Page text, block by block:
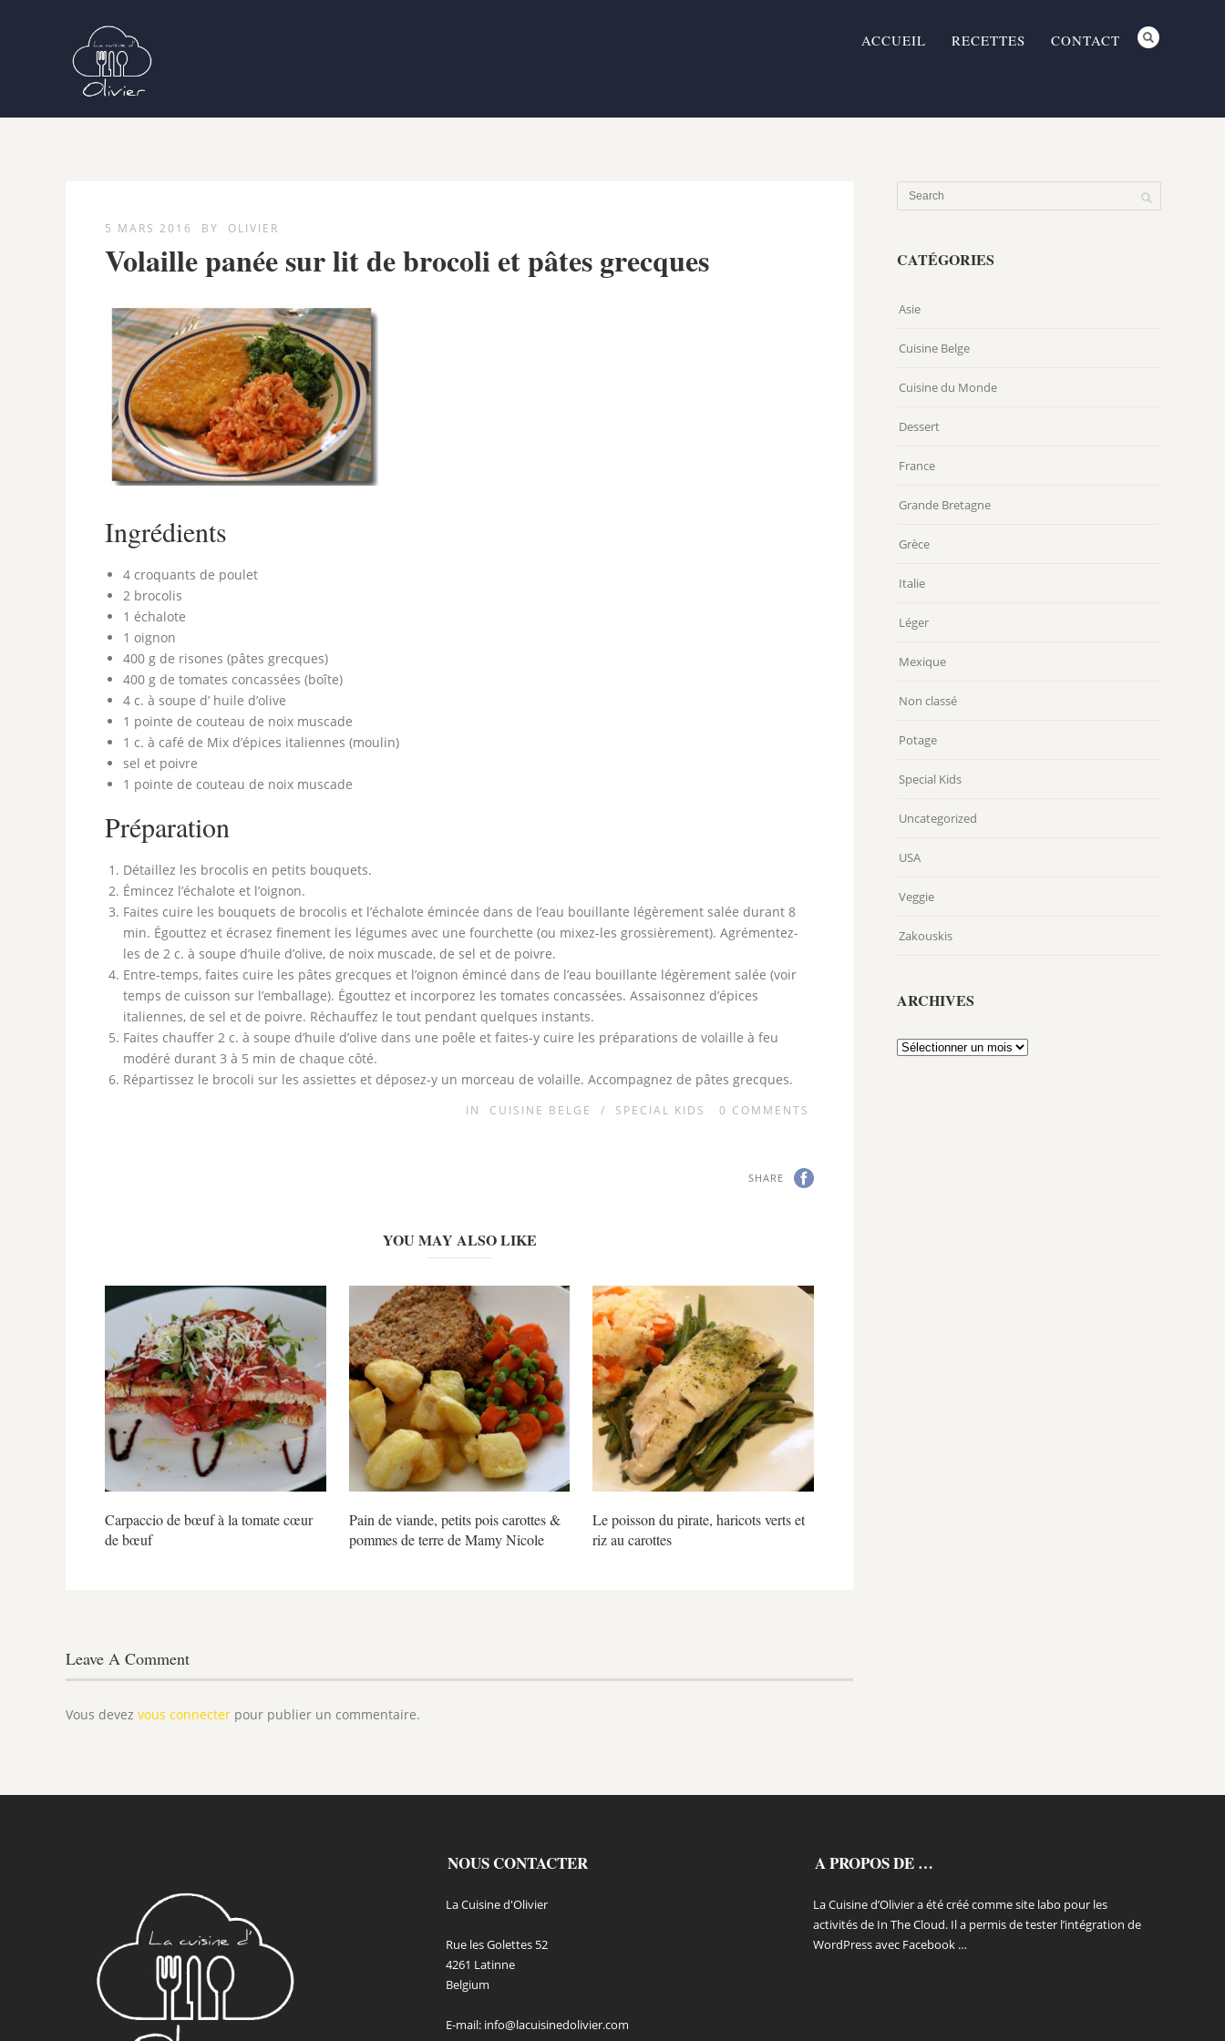
ACCUEIL RECETTES CONTACT
5 MARS 2016 BY OLIVIER
Volaille panée sur lit de brocoli et pâtes grecques
Ingrédients
4 croquants de poulet
2 brocolis
1 échalote
1 oignon
400 g de risones (pâtes grecques)
400 g de tomates concassées (boîte)
4 c. à soupe d’ huile d’olive
1 pointe de couteau de noix muscade
1 c. à café de Mix d’épices italiennes (moulin)
sel et poivre
1 pointe de couteau de noix muscade
Préparation
Détaillez les brocolis en petits bouquets.
Émincez l’échalote et l’oignon.
Faites cuire les bouquets de brocolis et l’échalote émincée dans de l’eau bouillante légèrement salée durant 8
min. Égouttez et écrasez finement les légumes avec une fourchette (ou mixez-les grossièrement). Agrémentez-
les de 2 c. à soupe d’huile d’olive, de noix muscade, de sel et de poivre.
Entre-temps, faites cuire les pâtes grecques et l’oignon émincé dans de l’eau bouillante légèrement salée (voir
temps de cuisson sur l’emballage). Égouttez et incorporez les tomates concassées. Assaisonnez d’épices
italiennes, de sel et de poivre. Réchauffez le tout pendant quelques instants.
Faites chauffer 2 c. à soupe d’huile d’olive dans une poêle et faites-y cuire les préparations de volaille à feu
modéré durant 3 à 5 min de chaque côté.
Répartissez le brocoli sur les assiettes et déposez-y un morceau de volaille. Accompagnez de pâtes grecques.
IN CUISINE BELGE / SPECIAL KIDS 0 COMMENTS
SHARE
YOU MAY ALSO LIKE
Carpaccio de bœuf à la tomate cœur
de bœuf
Pain de viande, petits pois carottes &
pommes de terre de Mamy Nicole
Le poisson du pirate, haricots verts et
riz au carottes
Leave A Comment
Vous devez vous connecter pour publier un commentaire.
CATÉGORIES
Asie
Cuisine Belge
Cuisine du Monde
Dessert
France
Grande Bretagne
Grèce
Italie
Léger
Mexique
Non classé
Potage
Special Kids
Uncategorized
USA
Veggie
Zakouskis
ARCHIVES
Archives
NOUS CONTACTER
La Cuisine d'Olivier
Rue les Golettes 52
4261 Latinne
Belgium
E-mail: info@lacuisinedolivier.com
A PROPOS DE …
La Cuisine d’Olivier a été créé comme site labo pour les
activités de In The Cloud. Il a permis de tester l’intégration de
WordPress avec Facebook …